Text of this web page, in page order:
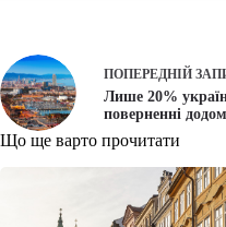
ПОПЕРЕДНІЙ
Лише 20%
поверненні
Що ще варто прочитати